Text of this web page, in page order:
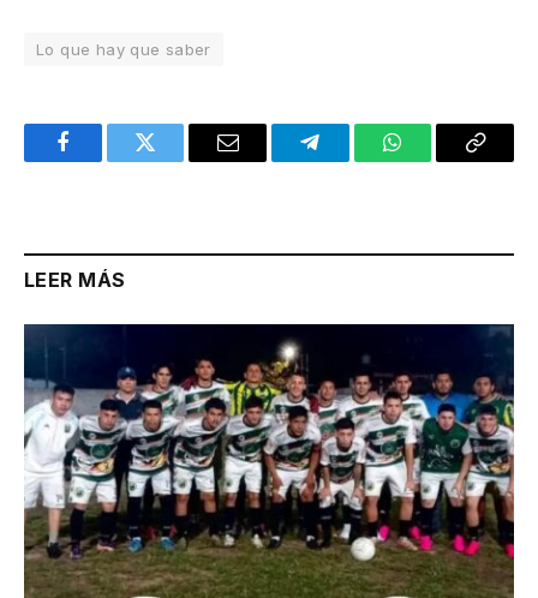
Lo que hay que saber
FacebookTwitter Email TelegramWhatsAppCopy
LEER MÁS